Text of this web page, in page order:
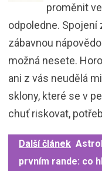
proměnit
odpoledne. Spojení
zábavnou
možná nesete.
ani z vás neudělá
sklony, které se v
chuť riskovat,
Další článek
prvním rande: co